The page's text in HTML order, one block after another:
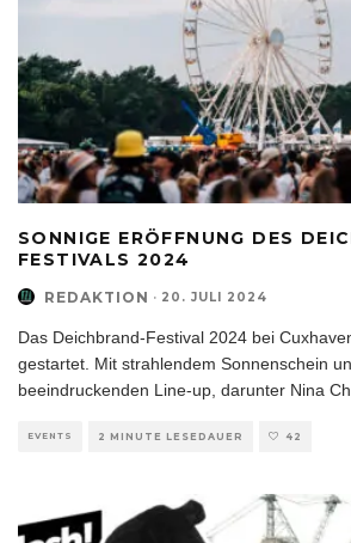
SONNIGE ERÖFFNUNG DES
FESTIVALS 2024
REDAKTION · 20. JULI 2024
Das Deichbrand-Festival 2024 bei
gestartet. Mit strahlendem Sonnenschein
beeindruckenden Line-up, darunter Nina
EVENTS 2 MINUTE LESEDAUER 42